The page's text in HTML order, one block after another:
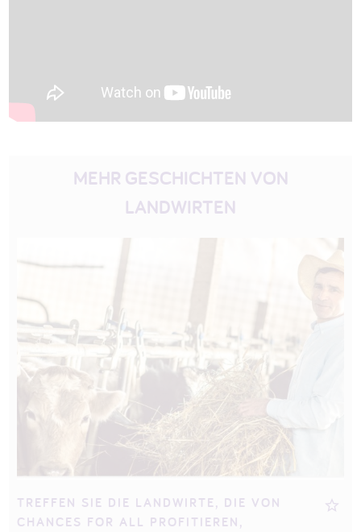
MEHR GESCHICHTEN VON
LANDWIRTEN
TREFFEN SIE DIE LANDWIRTE, DIE VON
CHANCES FOR ALL PROFITIEREN,